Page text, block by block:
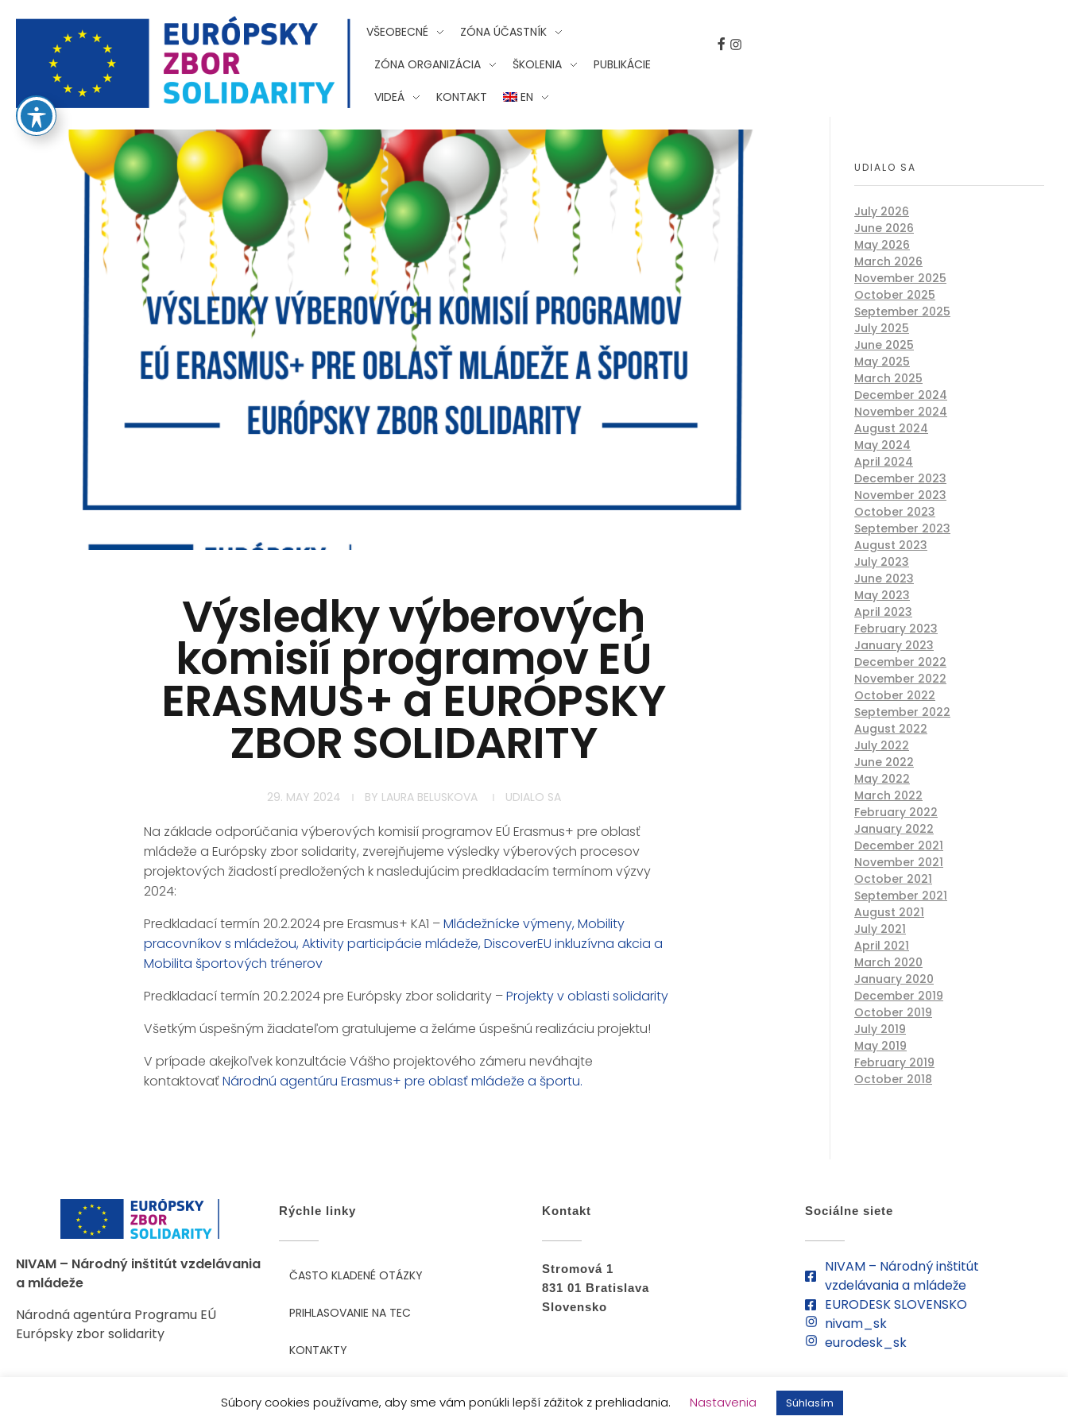
European Solidarity Corps
VŠEOBECNÉ ZÓNA ÚČASTNÍK
ZÓNA ORGANIZÁCIA ŠKOLENIA PUBLIKÁCIE
VIDEÁ KONTAKT EN
Výsledky výberových
komisií programov EÚ
ERASMUS+ a EURÓPSKY
ZBOR SOLIDARITY
29. MAY 2024 BY LAURA BELUSKOVA UDIALO SA
Na základe odporúčania výberových komisií programov EÚ Erasmus+ pre oblasť
mládeže a Európsky zbor solidarity, zverejňujeme výsledky výberových procesov
projektových žiadostí predložených k nasledujúcim predkladacím termínom výzvy
2024:
Predkladací termín 20.2.2024 pre Erasmus+ KA1 –Mládežnícke výmeny, Mobility
pracovníkov s mládežou, Aktivity participácie mládeže, DiscoverEU inkluzívna akcia a
Mobilita športových trénerov
Predkladací termín 20.2.2024 pre Európsky zbor solidarity –Projekty v oblasti solidarity
Všetkým úspešným žiadateľom gratulujeme a želáme úspešnú realizáciu projektu!
V prípade akejkoľvek konzultácie Vášho projektového zámeru neváhajte
kontaktovaťNárodnú agentúru Erasmus+ pre oblasť mládeže a športu.
UDIALO SA
July 2026
June 2026
May 2026
March 2026
November 2025
October 2025
September 2025
July 2025
June 2025
May 2025
March 2025
December 2024
November 2024
August 2024
May 2024
April 2024
December 2023
November 2023
October 2023
September 2023
August 2023
July 2023
June 2023
May 2023
April 2023
February 2023
January 2023
December 2022
November 2022
October 2022
September 2022
August 2022
July 2022
June 2022
May 2022
March 2022
February 2022
January 2022
December 2021
November 2021
October 2021
September 2021
August 2021
July 2021
April 2021
March 2020
January 2020
December 2019
October 2019
July 2019
May 2019
February 2019
October 2018
NIVAM – Národný inštitút vzdelávania
a mládeže
Národná agentúra Programu EÚ
Európsky zbor solidarity
Rýchle linky
ČASTO KLADENÉ OTÁZKY
PRIHLASOVANIE NA TEC
KONTAKTY
Kontakt
Stromová 1
831 01 Bratislava
Slovensko
Sociálne siete
NIVAM – Národný inštitút
vzdelávania a mládeže
EURODESK SLOVENSKO
nivam_sk
eurodesk_sk
Súbory cookies používame, aby sme vám ponúkli lepší zážitok z prehliadania. Nastavenia Súhlasím